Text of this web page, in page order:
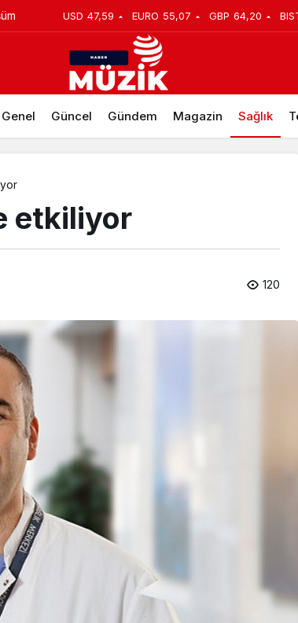
USD 47,59 EURO 55,07 GBP 64,20
Genel Güncel Gündem Magazin Sağlık
etkiliyor
120
İle Tanışın